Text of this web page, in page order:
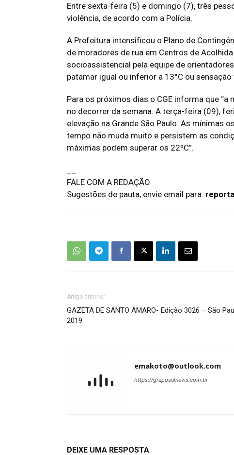
Entre sexta-feira (5) e domingo (7), três
violência, de acordo com a Polícia.
A Prefeitura intensificou o Plano de
de moradores de rua em Centros de
socioassistencial pela equipe de
patamar igual ou inferior a 13°C ou
Para os próximos dias o CGE informa que
no decorrer da semana. A terça-feira (09),
elevação na Grande São Paulo. As mínimas
tempo não muda muito e persistem as
máximas podem superar os 22ºC”.
FALE COM A REDAÇÃO
Sugestões de pauta, envie email para:
Artigo anterior
GAZETA DE SANTO AMARO- Edição 3026 – São
2019
emakoto@outlook.com
https://gruposulnews.com.br
DEIXE UMA RESPOSTA